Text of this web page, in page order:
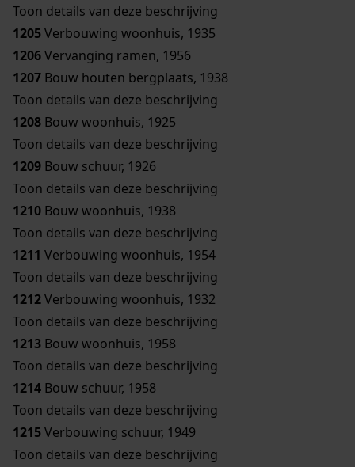
Toon details van deze beschrijving
1205Verbouwing woonhuis, 1935
1206Vervanging ramen, 1956
1207 Bouw houten bergplaats, 1938
Toon details van deze beschrijving
1208 Bouw woonhuis, 1925
Toon details van deze beschrijving
1209 Bouw schuur, 1926
Toon details van deze beschrijving
1210 Bouw woonhuis, 1938
Toon details van deze beschrijving
1211 Verbouwing woonhuis, 1954
Toon details van deze beschrijving
1212Verbouwing woonhuis, 1932
Toon details van deze beschrijving
1213 Bouw woonhuis, 1958
Toon details van deze beschrijving
1214 Bouw schuur, 1958
Toon details van deze beschrijving
1215Verbouwing schuur, 1949
Toon details van deze beschrijving